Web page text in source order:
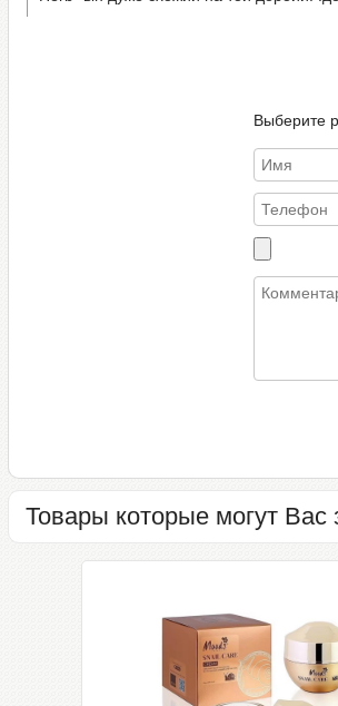
Выберите
Товары которые могут Вас